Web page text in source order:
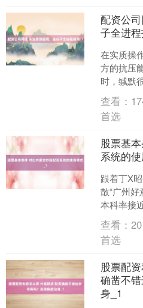
配资公
子全进
在实质操
方的抗压
时，缄默
得严格的
决策。比
查看：
首选
股票基
系统的
跟着丁X
散“广州
本科率接
在好意思
资，是通
查看：
首选
股票配
确凿不
身_1